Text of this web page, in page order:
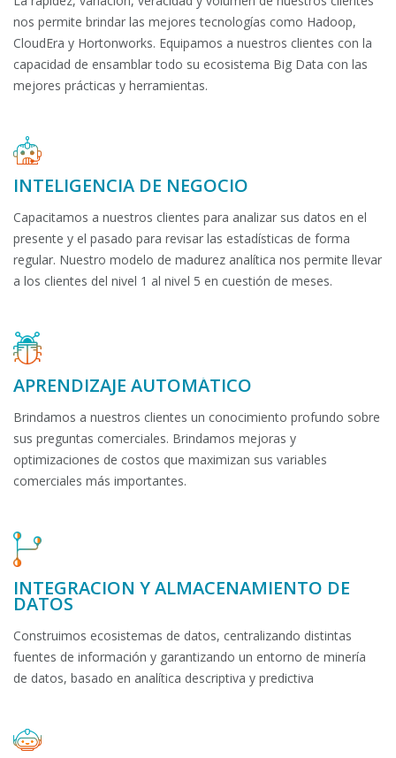
nos permite brindar las mejores tecnologías como Hadoop,
CloudEra y Hortonworks. Equipamos a nuestros clientes con la
capacidad de ensamblar todo su ecosistema Big Data con las
mejores prácticas y herramientas.
INTELIGENCIA DE NEGOCIO
Capacitamos a nuestros clientes para analizar sus datos en el
presente y el pasado para revisar las estadísticas de forma
regular. Nuestro modelo de madurez analítica nos permite llevar
a los clientes del nivel 1 al nivel 5 en cuestión de meses.
APRENDIZAJE AUTOMÁTICO
Brindamos a nuestros clientes un conocimiento profundo sobre
sus preguntas comerciales. Brindamos mejoras y
optimizaciones de costos que maximizan sus variables
comerciales más importantes.
INTEGRACIÓN Y ALMACENAMIENTO DE
DATOS
Construimos ecosistemas de datos, centralizando distintas
fuentes de información y garantizando un entorno de minería
de datos, basado en analítica descriptiva y predictiva